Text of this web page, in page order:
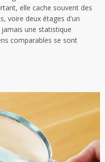
elle cache souvent des
voire deux étages d'un
une statistique
comparables se sont